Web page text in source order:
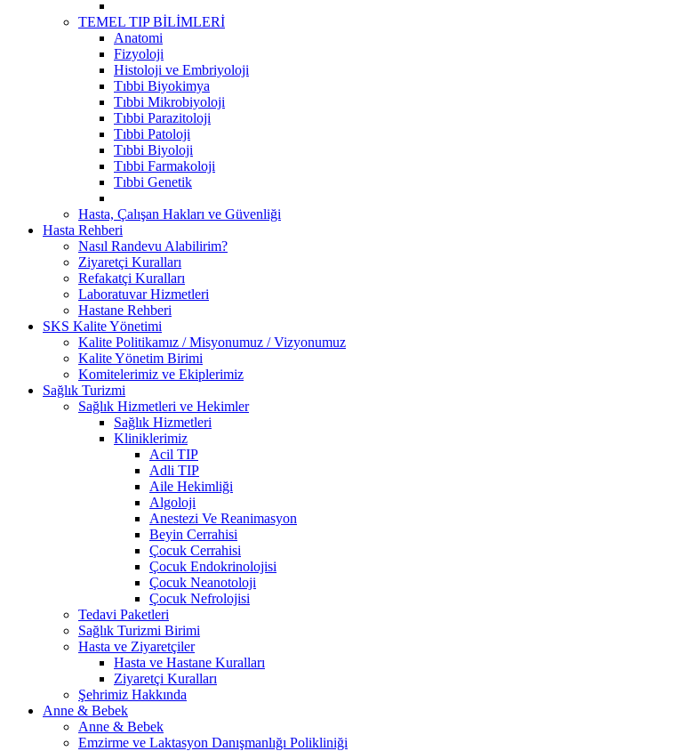
TEMEL TIP BİLİMLERİ
Anatomi
Fizyoloji
Histoloji ve Embriyoloji
Tıbbi Biyokimya
Tıbbi Mikrobiyoloji
Tıbbi Parazitoloji
Tıbbi Patoloji
Tıbbi Biyoloji
Tıbbi Farmakoloji
Tıbbi Genetik
Hasta, Çalışan Hakları ve Güvenliği
Hasta Rehberi
Nasıl Randevu Alabilirim?
Ziyaretçi Kuralları
Refakatçi Kuralları
Laboratuvar Hizmetleri
Hastane Rehberi
SKS Kalite Yönetimi
Kalite Politikamız / Misyonumuz / Vizyonumuz
Kalite Yönetim Birimi
Komitelerimiz ve Ekiplerimiz
Sağlık Turizmi
Sağlık Hizmetleri ve Hekimler
Sağlık Hizmetleri
Kliniklerimiz
Acil TIP
Adli TIP
Aile Hekimliği
Algoloji
Anestezi Ve Reanimasyon
Beyin Cerrahisi
Çocuk Cerrahisi
Çocuk Endokrinolojisi
Çocuk Neanotoloji
Çocuk Nefrolojisi
Tedavi Paketleri
Sağlık Turizmi Birimi
Hasta ve Ziyaretçiler
Hasta ve Hastane Kuralları
Ziyaretçi Kuralları
Şehrimiz Hakkında
Anne & Bebek
Anne & Bebek
Emzirme ve Laktasyon Danışmanlığı Polikliniği